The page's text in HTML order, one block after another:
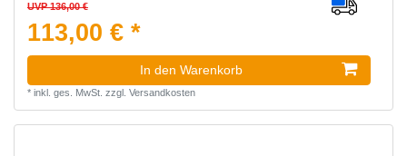
UVP 136,00 €
113,00 € *
In den Warenkorb
* inkl. ges. MwSt. zzgl. Versandkosten